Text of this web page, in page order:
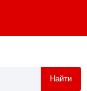
Найти